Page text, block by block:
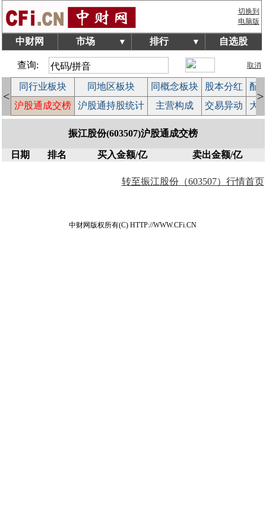
切换到
电脑版
中财网 市场 ▼ 排行 ▼ 自选股
查询: 取消
<
同行业板块 同地区板块 同概念板块 股本分红
配
沪股通成交榜 沪股通持股统计 主营构成 交易异动 大
>
振江股份(603507)沪股通成交榜
日期 排名 买入金额/亿 卖出金额/亿
转至振江股份（603507）行情首页
中财网版权所有(C) HTTP://WWW.CFi.CN